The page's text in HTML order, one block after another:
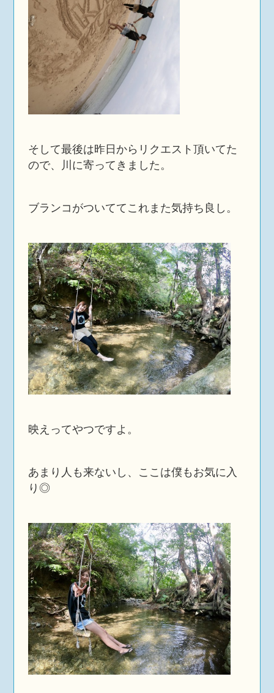
そして最後は昨日からリクエスト頂いてた
ので、川に寄ってきました。
ブランコがついててこれまた気持ち良し。
映えってやつですよ。
あまり人も来ないし、ここは僕もお気に入
り◎